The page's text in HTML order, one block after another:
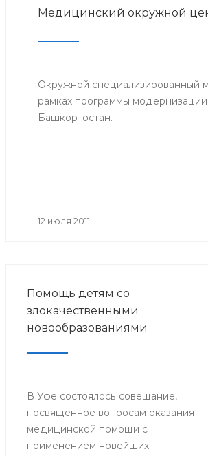
известные спортсмены
Медицинский окружной
Окружной специализированный
рамках программы
Башкортостан.
12 июля 2011
Помощь детям со
злокачественными
новообразованиями
В Уфе состоялось совещание,
посвященное вопросам оказания
медицинской помощи с
применением новейших